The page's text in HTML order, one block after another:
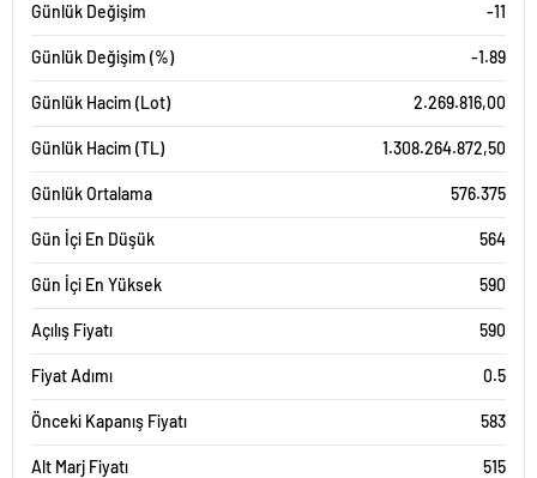
Günlük Değişim -11
Günlük Değişim (%) -1.89
Günlük Hacim (Lot) 2.269.816,00
Günlük Hacim (TL) 1.308.264.872,50
Günlük Ortalama 576.375
Gün İçi En Düşük 564
Gün İçi En Yüksek 590
Açılış Fiyatı 590
Fiyat Adımı 0.5
Önceki Kapanış Fiyatı 583
Alt Marj Fiyatı 515